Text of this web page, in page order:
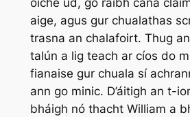
oíche úd, go raibh cána
aige, agus gur chualathas
trasna an chalafoirt. Thug
talún a lig teach ar cíos do
fianaise gur chuala sí
ann go minic. D’áitigh an t-
bháigh nó thacht William a